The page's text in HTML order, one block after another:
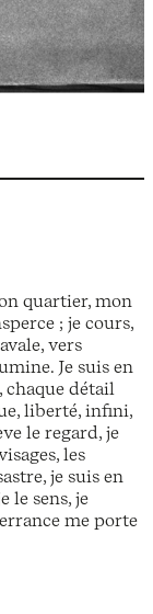
quartier, mon
; je cours,
vers
Je suis en
chaque détail
liberté, infini,
le regard, je
les
je suis en
le sens, je
me porte